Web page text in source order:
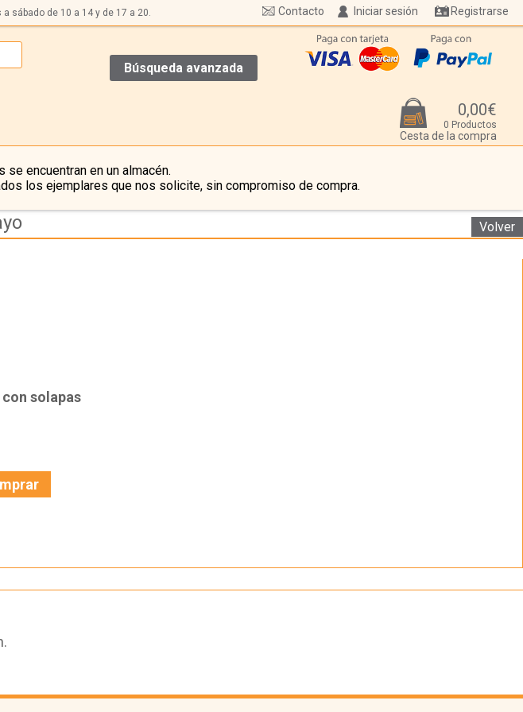
a sábado de 10 a 14 y de 17 a 20. Iniciar sesión Registrarse
Contacto
Búsqueda avanzada
0,00€
0 Productos
Cesta de la compra
encuentran en un almacén.
los ejemplares que nos solicite, sin compromiso de compra.
Volver
solapas